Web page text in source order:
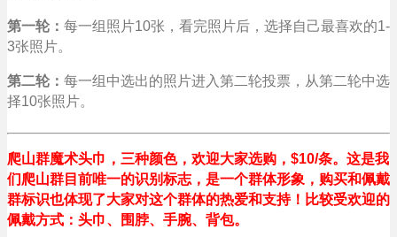
第一轮： 每一组照片10张，看完照片后，选择自己最喜欢的1-
3张照片。
第二轮： 每一组中选出的照片进入第二轮投票，从第二轮中选
择10张照片。
爬山群魔术头巾，三种颜色，欢迎大家选购，$10/条。这是我
们爬山群目前唯一的识别标志，是一个群体形象，购买和佩戴
群标识也体现了大家对这个群体的热爱和支持！比较受欢迎的
佩戴方式：头巾、围脖、手腕、背包。